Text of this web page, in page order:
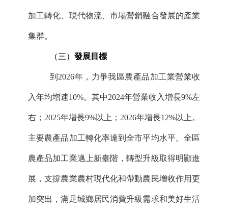
加工轉化、現代物流、市場營銷融合發展的產業
集群。
（三） 發展目標
到 2026年，力爭我區農產品加工業營業收
入年均增速10%。其中2024年營業收入增長9%左
右；2025年增長9%以上；2026年增長12%以上。
主要農產品加工轉化率達到全市平均水平。全區
農產品加工業邁上新臺階，轉型升級取得明顯進
展，支撐農業農村現代化和帶動農民增收作用更
加突出，滿足城鄉居民消費升級需求和美好生活